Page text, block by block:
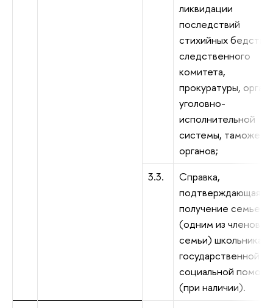
ликвидации
последствий
стихийных
следственного
комитета,
прокуратуры,
уголовно-
исполнительной
системы,
органов;
3.3.
Справка,
подтверждающая
получение семьей
(одним из членов
семьи) школьника
государственной
социальной помощи
(при наличии).